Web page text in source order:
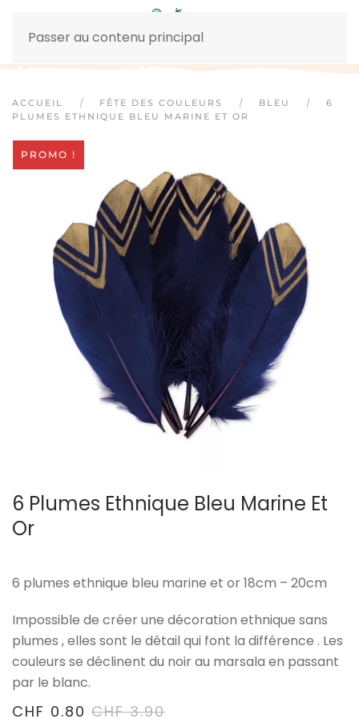
Passer au contenu principal
ACCUEIL FÊTE DES COULEURS BLEU
6
PLUMES ETHNIQUE BLEU MARINE ET OR
PROMO !
6 Plumes Ethnique Bleu Marine Et
Or
6 plumes ethnique bleu marine et or 18cm – 20cm
Impossible de créer une décoration ethnique sans
plumes , elles sont le détail qui font la différence . Les
couleurs se déclinent du noir au marsala en passant
par le blanc.
CHF 0.80 CHF3.90